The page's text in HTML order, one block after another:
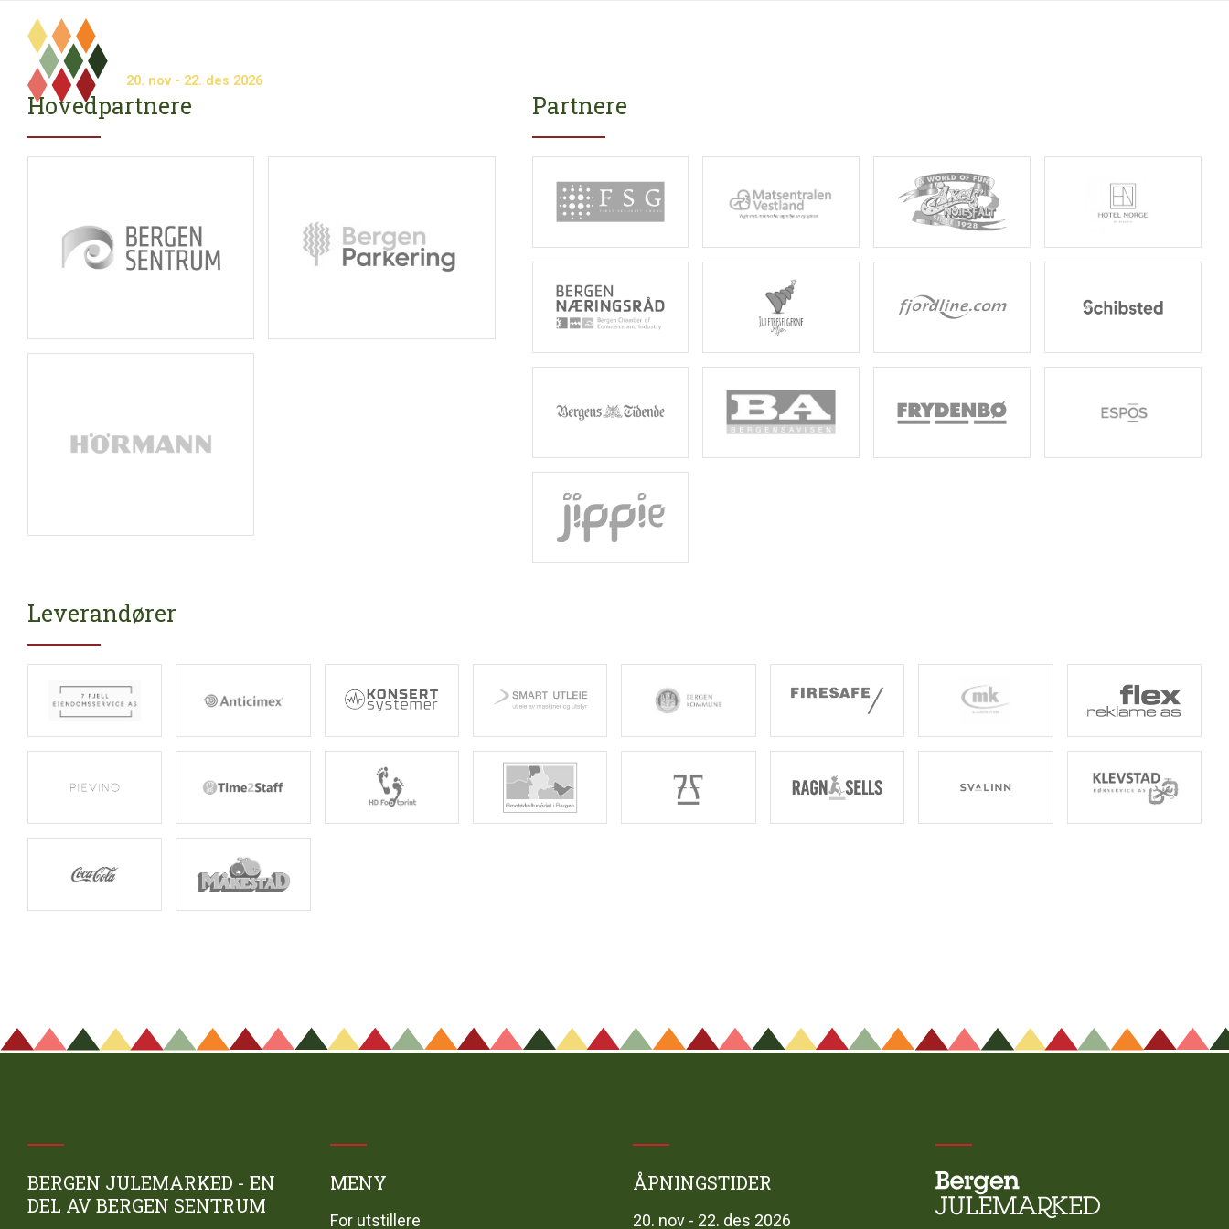
20. nov - 22. des 2026
Kart
Overnatting
Hovedpartnere Partnere
Leverandører
BERGEN JULEMARKED - EN
DEL AV BERGEN SENTRUM
MENY
For utstillere
ÅPNINGSTIDER
20. nov - 22. des 2026